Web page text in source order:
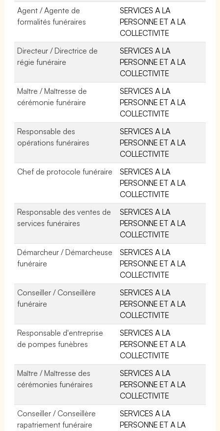
Agent / Agente de
formalités funéraires
SERVICES A LA
PERSONNE ET A LA
COLLECTIVITE
Directeur / Directrice de
régie funéraire
SERVICES A LA
PERSONNE ET A LA
COLLECTIVITE
Maître / Maîtresse de
cérémonie funéraire
SERVICES A LA
PERSONNE ET A LA
COLLECTIVITE
Responsable des
opérations funéraires
SERVICES A LA
PERSONNE ET A LA
COLLECTIVITE
Chef de protocole funéraire
SERVICES A LA
PERSONNE ET A LA
COLLECTIVITE
Responsable des ventes de
services funéraires
SERVICES A LA
PERSONNE ET A LA
COLLECTIVITE
Démarcheur / Démarcheuse
funéraire
SERVICES A LA
PERSONNE ET A LA
COLLECTIVITE
Conseiller / Conseillère
funéraire
SERVICES A LA
PERSONNE ET A LA
COLLECTIVITE
Responsable d'entreprise
de pompes funèbres
SERVICES A LA
PERSONNE ET A LA
COLLECTIVITE
Maître / Maîtresse des
cérémonies funéraires
SERVICES A LA
PERSONNE ET A LA
COLLECTIVITE
Conseiller / Conseillère
rapatriement funéraire
SERVICES A LA
PERSONNE ET A LA